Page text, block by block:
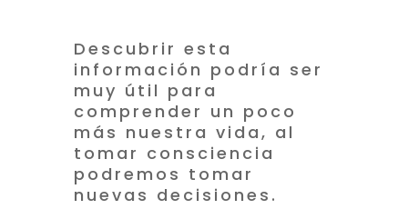
Descubrir esta
información podría ser
muy útil para
comprender un poco
más nuestra vida, al
tomar consciencia
podremos tomar
nuevas decisiones.